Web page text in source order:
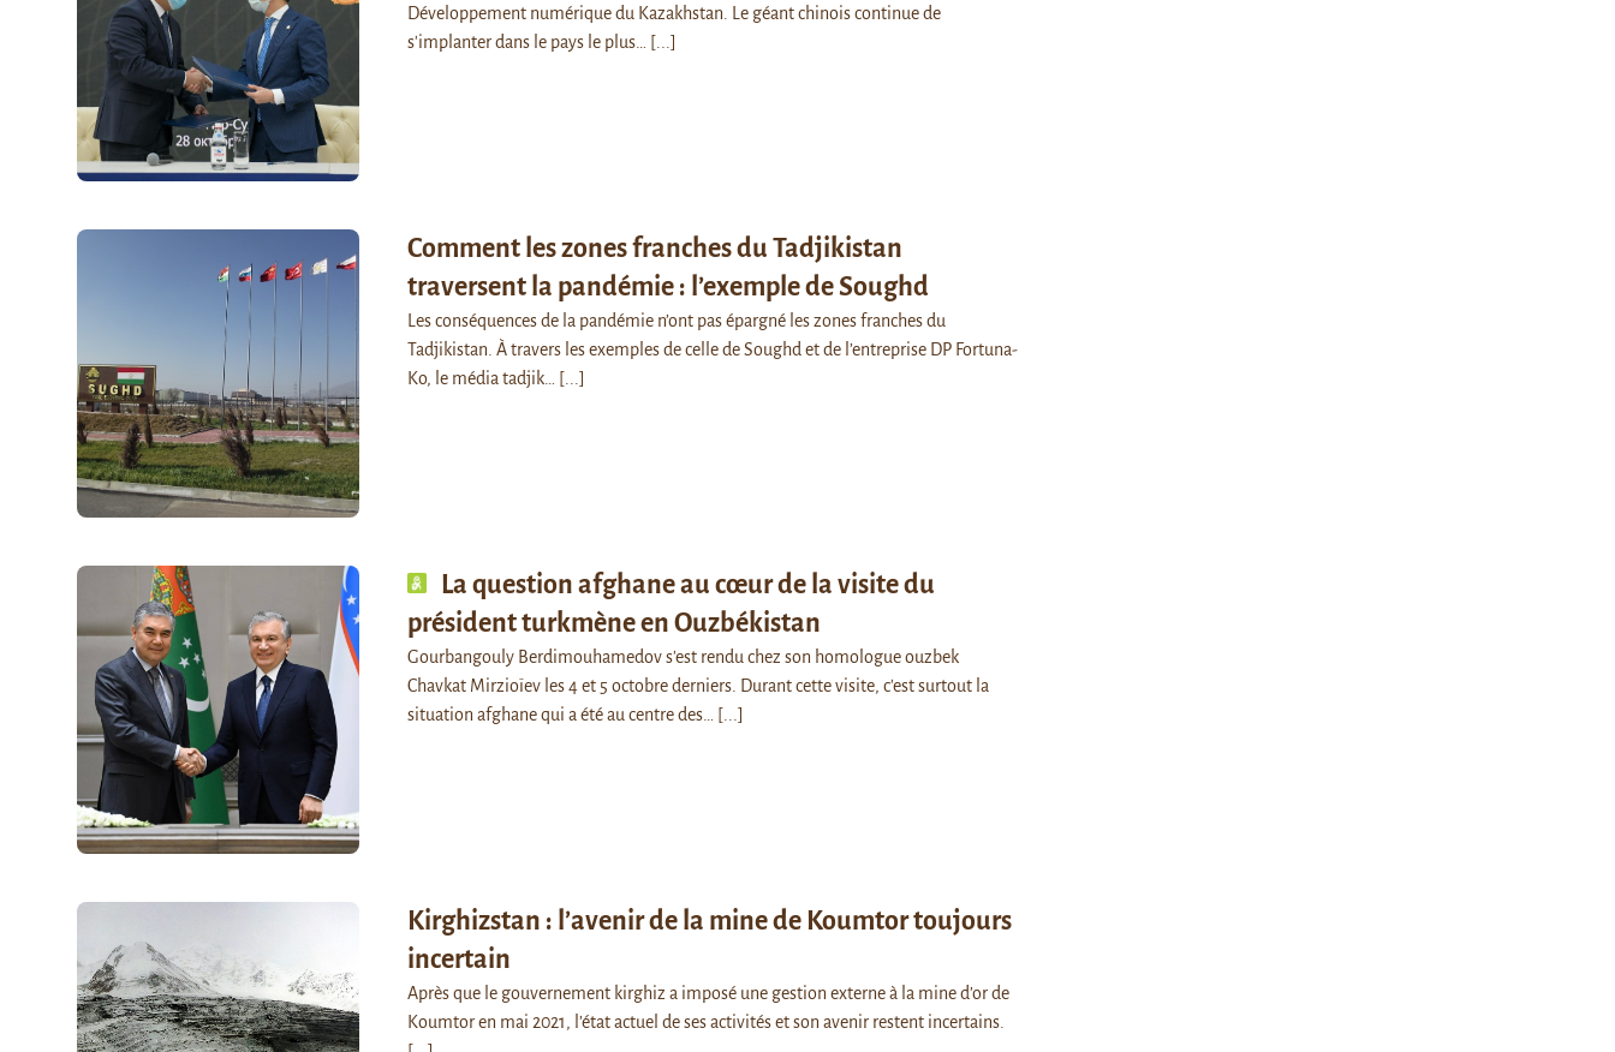
Développement numérique du Kazakhstan. Le géant chinois continue de
s'implanter dans le pays le plus…
[...]
Comment les zones franches du Tadjikistan
traversent la pandémie : l’exemple de Soughd
Les conséquences de la pandémie n’ont pas épargné les zones franches du
Tadjikistan. À travers les exemples de celle de Soughd et de l’entreprise DP Fortuna-
Ko, le média tadjik…
[...]
La question afghane au cœur de la visite du
président turkmène en Ouzbékistan
Gourbangouly Berdimouhamedov s'est rendu chez son homologue ouzbek
Chavkat Mirzioïev les 4 et 5 octobre derniers. Durant cette visite, c'est surtout la
situation afghane qui a été au centre des…
[...]
Kirghizstan : l’avenir de la mine de Koumtor toujours
incertain
Après que le gouvernement kirghiz a imposé une gestion externe à la mine d’or de
Koumtor en mai 2021, l’état actuel de ses activités et son avenir restent incertains.